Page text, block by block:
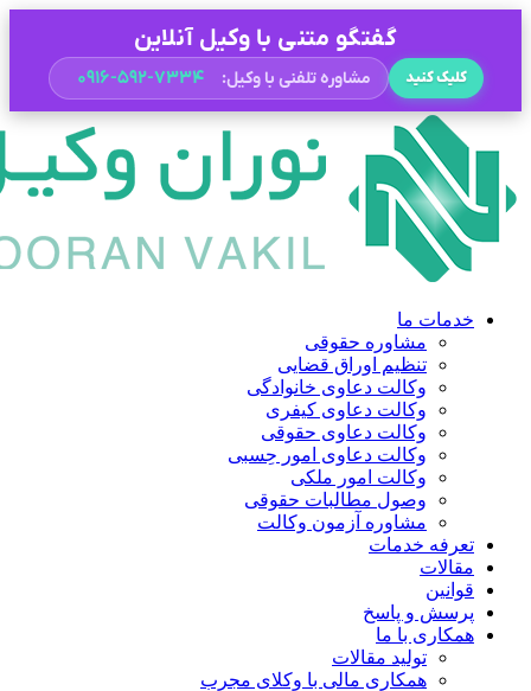
گفتگو متنی با وکیل آنلاین
کلیک کنید مشاوره تلفنی با وکیل: ۰۹۱۶-۵۹۲-۷۳۳۴
خدمات ما
مشاوره حقوقی
تنظیم اوراق قضایی
وکالت دعاوی خانوادگی
وکالت دعاوی کیفری
وکالت دعاوی حقوقی
وکالت دعاوی امور حِسبی
وکالت امور ملکی
وصول مطالبات حقوقی
مشاوره آزمون وکالت
تعرفه خدمات
مقالات
قوانین
پرسش و پاسخ
همکاری با ما
تولید مقالات
همکاری مالی با وکلای مجرب